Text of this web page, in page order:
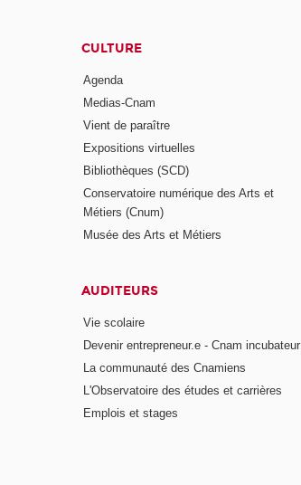
CULTURE
Agenda
Medias-Cnam
Vient de paraître
Expositions virtuelles
Bibliothèques (SCD)
Conservatoire numérique des Arts et
Métiers (Cnum)
Musée des Arts et Métiers
AUDITEURS
Vie scolaire
Devenir entrepreneur.e - Cnam incubateur
La communauté des Cnamiens
L'Observatoire des études et carrières
Emplois et stages